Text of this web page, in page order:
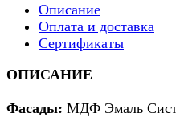
Описание
Оплата и доставка
Сертификаты
ОПИСАНИЕ
Фасады: МДФ Эмаль